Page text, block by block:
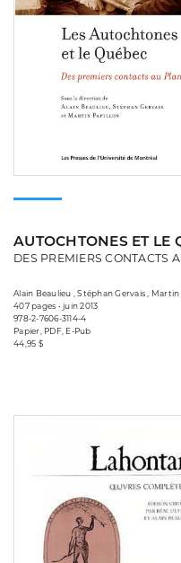
AUTOCHTONES ET LE
DES PREMIERS CONTACTS
Alain Beaulieu , Stéphan Gervais ,
407 pages • juin 2013
978-2-7606-3114-4
Papier, PDF, E-Pub
44,95 $